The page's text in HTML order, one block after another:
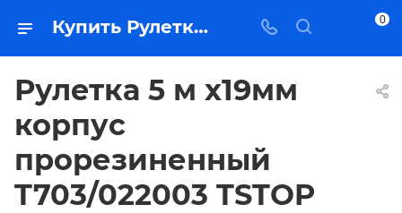
Купить Рулетка 5 м х19мм корпус прорезиненный T703/022003 TSTOP в Якутске — цена, характеристики, подбор | Востоктехторг 0
Рулетка 5 м х19мм
корпус
прорезиненный
T703/022003 TSTOP